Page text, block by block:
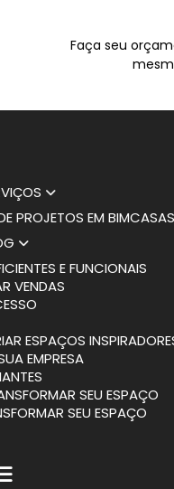
Faça seu
PROJETOS EM BIM
E FUNCIONAIS
VENDAS
ESPAÇOS
EMPRESA
SEU ESPAÇO
SEU ESPAÇO